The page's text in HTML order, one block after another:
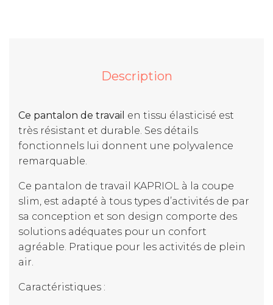
Description
Ce pantalon de travail en tissu élasticisé est
très résistant et durable. Ses détails
fonctionnels lui donnent une polyvalence
remarquable.
Ce pantalon de travail KAPRIOL à la coupe
slim, est adapté à tous types d’activités de par
sa conception et son design comporte des
solutions adéquates pour un confort
agréable. Pratique pour les activités de plein
air.
Caractéristiques :